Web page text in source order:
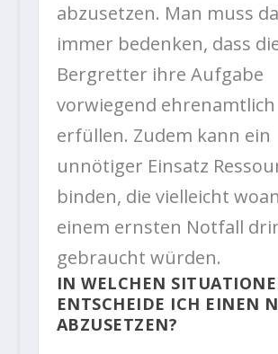
abzusetzen. Man muss
immer bedenken, dass
Bergretter ihre Aufgabe
vorwiegend ehrenamtlich
erfüllen. Zudem kann ein
unnötiger Einsatz
binden, die vielleicht
einem ernsten Notfall
gebraucht würden.
IN WELCHEN
ENTSCHEIDE ICH EINEN
ABZUSETZEN?